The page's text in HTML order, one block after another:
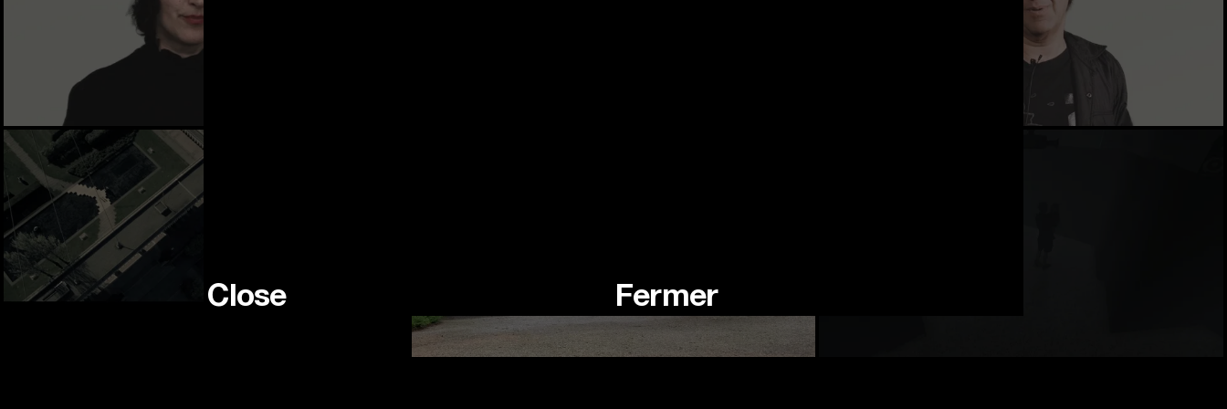
Location management Réalisateur, scénariste
00:00:00:24
Canada Pavilion, Venice Pavillon du Canada, Venise
Close Fermer